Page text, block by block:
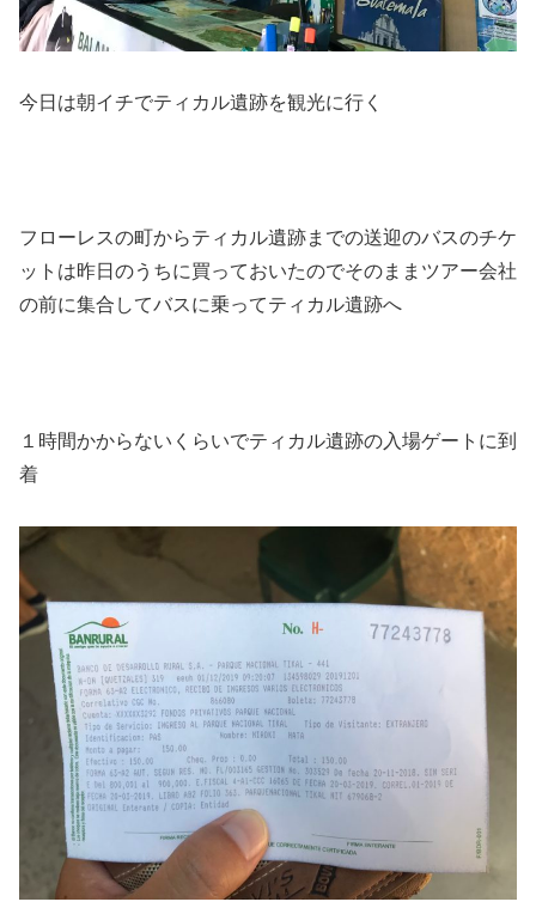
今日は朝イチでティカル遺跡を観光に行く
フローレスの町からティカル遺跡までの送迎のバスのチケ
ットは昨日のうちに買っておいたのでそのままツアー会社
の前に集合してバスに乗ってティカル遺跡へ
１時間かからないくらいでティカル遺跡の入場ゲートに到
着